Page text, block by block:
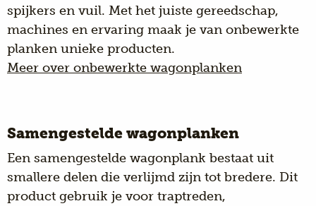
spijkers en vuil. Met het juiste gereedschap,
machines en ervaring maak je van onbewerkte
planken unieke producten.
Meer over onbewerkte wagonplanken
Samengestelde wagonplanken
Een samengestelde wagonplank bestaat uit
smallere delen die verlijmd zijn tot bredere. Dit
product gebruik je voor traptreden,